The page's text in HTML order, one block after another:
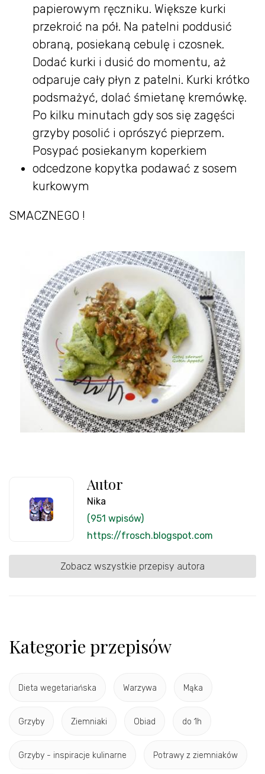
papierowym ręczniku. Większe kurki
przekroić na pół. Na patelni poddusić
obraną, posiekaną cebulę i czosnek.
Dodać kurki i dusić do momentu, aż
odparuje cały płyn z patelni. Kurki krótko
podsmażyć, dolać śmietanę kremówkę.
Po kilku minutach gdy sos się zagęści
grzyby posolić i oprószyć pieprzem.
Posypać posiekanym koperkiem
odcedzone kopytka podawać z sosem
kurkowym
SMACZNEGO !
Autor
Nika
(951 wpisów)
https://frosch.blogspot.com
Zobacz wszystkie przepisy autora
Kategorie przepisów
Dieta wegetariańska Warzywa Mąka
Grzyby Ziemniaki Obiad do 1h
Grzyby - inspiracje kulinarne Potrawy z ziemniaków